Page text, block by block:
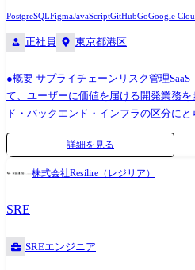
本的に弊社では1つのPJTに対し、メイ
イナ/エンジニアそれぞれを補佐する役
加します。 ●裁量の大きさについて 弊社はAIコンサルティングの会社と
してお客様に”AIソリューションを提供
AIソリューションを提供するためにあ
ばと考えているので、提供元のエンジニ
環境で自らのプロフェッショナリズムを
す。 ・技術者がお客様に対して直接提
成功に向けて自ら動くことができること
と ●キャリアパスについて 右記のような流れでキャリアを歩んでいただ
く想定です。(スタッフ→リーダー→マ
PostgreSQLFigmaJavaScriptGitHubGoGoogle
正社員 東京都港区
●概要 サプライチェーンリスク管理
て、ユーザーに価値を届ける開発業務
ド・バックエンド・インフラの区分にと
必要な開発を幅広く推進していただきま
業アイデアを、CEOやチームメンバー
ド・バックエンド・インフラの開発をス
バックや利用ログを元にした機能改善・
テークホルダーとのOwnershipを持った
詳細を見る
株式会社Resilire（レジリア）
SRE
SREエンジニア